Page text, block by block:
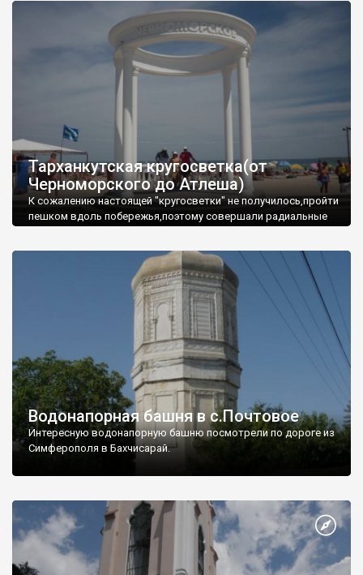
Тарханкутская кругосветка(от
Черноморского до Атлеша)
К сожалению настоящей "кругосветки" не получилось,пройти
пешком вдоль побережья,поэтому совершали радиальные
Водонапорная башня в с.Почтовое
Интересную водонапорную башню посмотрели по дороге из
Симферополя в Бахчисарай.